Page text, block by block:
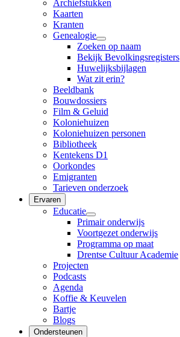
Archiefstukken
Kaarten
Kranten
Genealogie
Zoeken op naam
Bekijk Bevolkingsregisters
Huwelijksbijlagen
Wat zit erin?
Beeldbank
Bouwdossiers
Film & Geluid
Koloniehuizen
Koloniehuizen personen
Bibliotheek
Kentekens D1
Oorkondes
Emigranten
Tarieven onderzoek
Ervaren
Educatie
Primair onderwijs
Voortgezet onderwijs
Programma op maat
Drentse Cultuur Academie
Projecten
Podcasts
Agenda
Koffie & Keuvelen
Bartje
Blogs
Ondersteunen